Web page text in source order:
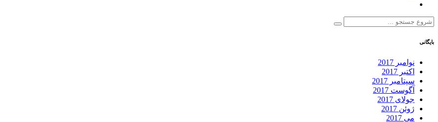
بایگانی
نوامبر 2017
اکتبر 2017
سپتامبر 2017
آگوست 2017
جولای 2017
ژوئن 2017
می 2017